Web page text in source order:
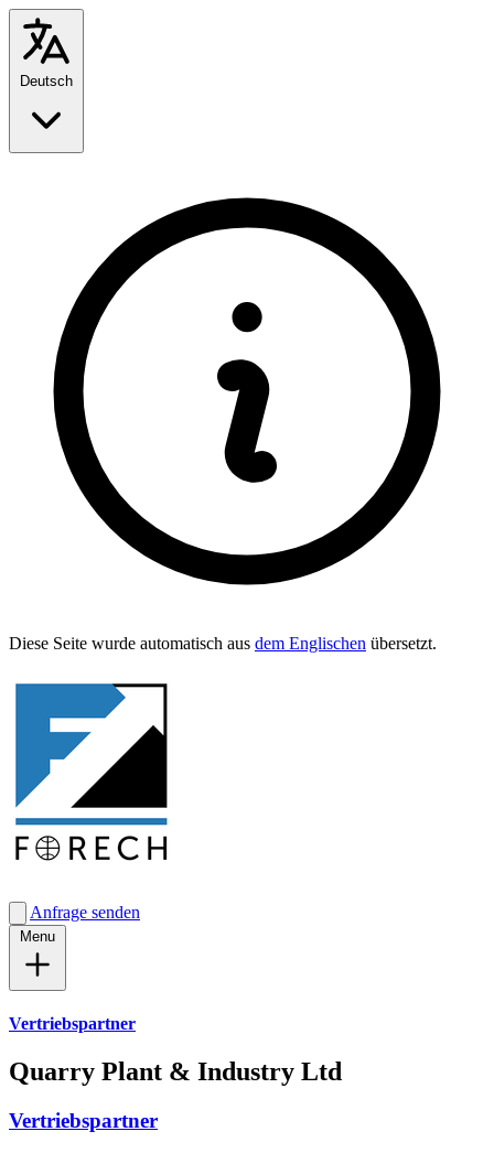
Diese Seite wurde automa­tisch aus dem Englis­chen übersetzt.
Anfrage senden
Vertriebspartner
Quarry Plant & Industry Ltd
Vertriebspartner